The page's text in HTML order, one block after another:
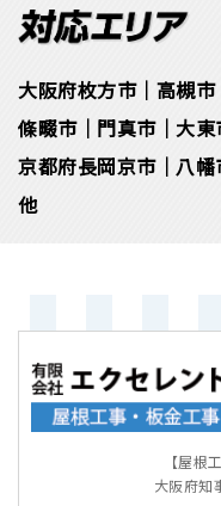
大阪府枚方市｜高槻
條畷市｜門真市｜大
京都府長岡京市｜八
他
【屋根
大阪府知